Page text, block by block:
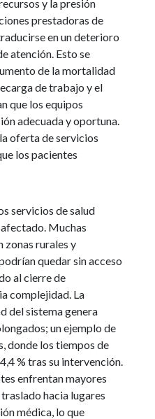
y la presión
prestadoras de
en un deterioro
atención. Esto se
de la mortalidad
de trabajo y el
que los equipos
adecuada y oportuna.
oferta de servicios
los pacientes
servicios de salud
Muchas
zonas rurales y
quedar sin acceso
al cierre de
complejidad. La
del sistema genera
un ejemplo de
donde los tiempos de
% tras su intervención.
enfrentan mayores
hacia lugares
médica, lo que